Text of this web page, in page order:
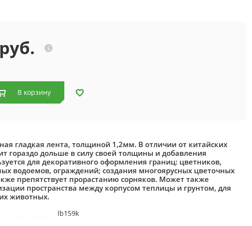
В корзину
гладкая лента, толщиной 1,2мм. В отличии от китайских
гораздо дольше в силу своей толщины и добавления
для декоративного оформления границ: цветников,
водоемов, ограждений; создания многоярусных цветочных
препятствует прорастанию сорняков. Может также
пространства между корпусом теплицы и грунтом, для
животных.
lb159k